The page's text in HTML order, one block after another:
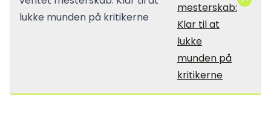
mesterskab:
Klar til at
lukke
munden på
kritikerne